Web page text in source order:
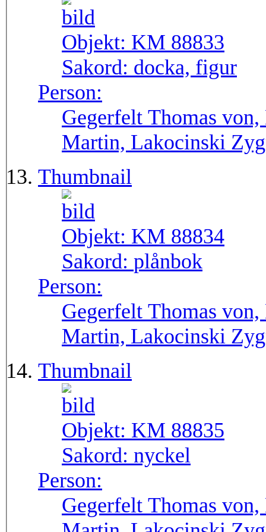
Objekt: KM 88833
Sakord: docka, figur
Person:
Gegerfelt Thomas
Martin, Lakocinski
Thumbnail
Objekt: KM 88834
Sakord: plånbok
Person:
Gegerfelt Thomas
Martin, Lakocinski
Thumbnail
Objekt: KM 88835
Sakord: nyckel
Person:
Gegerfelt Thomas